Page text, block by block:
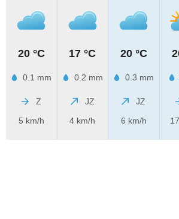
20 °C
0.1 mm
Z
5 km/h
17 °C
0.2 mm
JZ
4 km/h
20 °C
0.3 mm
JZ
6 km/h